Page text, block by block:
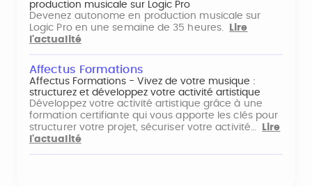
production musicale sur Logic Pro
Devenez autonome en production musicale sur
Logic Pro en une semaine de 35 heures.
Lire
l'actualité
Affectus Formations
Affectus Formations - Vivez de votre musique :
structurez et développez votre activité artistique
Développez votre activité artistique grâce à une
formation certifiante qui vous apporte les clés pour
structurer votre projet, sécuriser votre activité…
Lire
l'actualité